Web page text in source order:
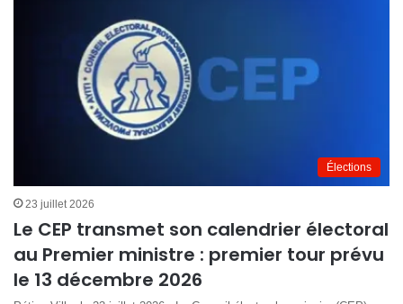
Élections
23 juillet 2026
Le CEP transmet son calendrier électoral
au Premier ministre : premier tour prévu
le 13 décembre 2026